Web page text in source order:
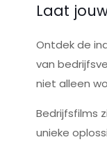
Laat
Ontdek de
van
niet alleen
Bedrijfsfilms
unieke